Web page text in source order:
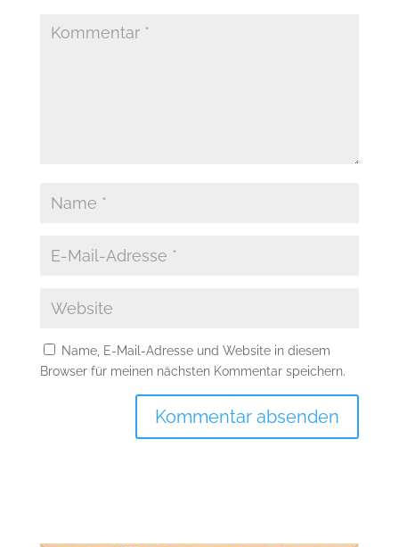
Name, E-Mail-Adresse und Website in diesem
Browser für meinen nächsten Kommentar speichern.